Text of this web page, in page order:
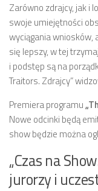
Zarówno zdrajcy, jak i
swoje umiejętności
wyciągania wniosków,
się lepszy, w tej
i podstęp są na
Traitors. Zdrajcy”
Premiera programu
Nowe odcinki będą
show będzie można
„Czas na
jurorzy i